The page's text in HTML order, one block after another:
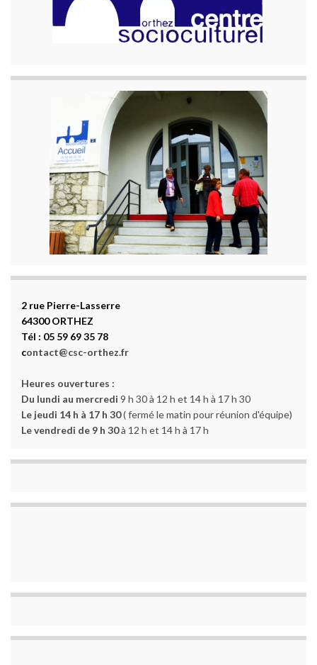
2 rue Pierre-Lasserre
64300 ORTHEZ
Tél : 05 59 69 35 78
contact@csc-orthez.fr
Heures ouvertures :
Du lundi au mercredi 9 h 30 à 12 h et 14 h à 17 h 30
Le jeudi 14 h à 17 h 30( fermé le matin pour réunion d'équipe)
Le vendredi de 9 h 30à 12 h et 14 h à 17 h